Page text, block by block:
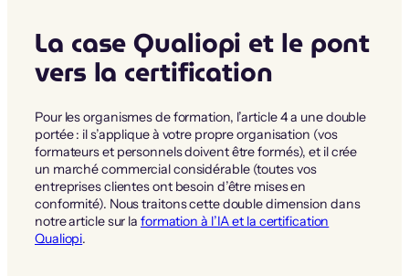
La case Qualiopi et le pont
vers la certification
Pour les organismes de formation, l’article 4 a une double
portée : il s’applique à votre propre organisation (vos
formateurs et personnels doivent être formés), et il crée
un marché commercial considérable (toutes vos
entreprises clientes ont besoin d’être mises en
conformité). Nous traitons cette double dimension dans
notre article sur la formation à l’IA et la certification
Qualiopi.